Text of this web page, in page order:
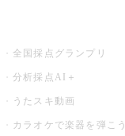
全国採点グランプリ
分析採点AI＋
うたスキ動画
カラオケで楽器を弾こう